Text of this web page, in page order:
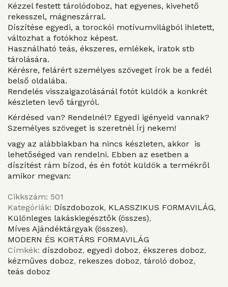
Kézzel festett tárolódoboz, hat egyenes, kivehető
rekesszel, mágneszárral.
Díszítése egyedi, a torockói motívumvilágból ihletett,
változhat a fotókhoz képest.
Használható teás, ékszeres, emlékek, iratok stb
tárolására.
Kérésre, felárért személyes szöveget írok be a fedél
belső oldalába.
Rendelés visszaigazolásánál fotót küldök a konkrét
készleten levő tárgyról.
Kérdésed van? Rendelnél? Egyedi igényeid vannak?
Személyes szöveget is szeretnél Írj nekem!
vagy az alábbiakban ha nincs készleten, akkor is
lehetőséged van rendelni. Ebben az esetben a
díszítést rám bízod, és én fotót küldök a termékről
amikor megvan:
Cikkszám: 501
Kategóriák: Díszdobozok, KLASSZIKUS FORMAVILÁG,
Különleges lakáskiegésztők (összes),
Míves Ajándéktárgyak (összes),
MODERN ÉS KORTÁRS FORMAVILÁG
Címkék: díszdoboz, egyedi doboz, ékszeres doboz,
kézműves doboz, rekeszes doboz, tároló doboz,
teás doboz